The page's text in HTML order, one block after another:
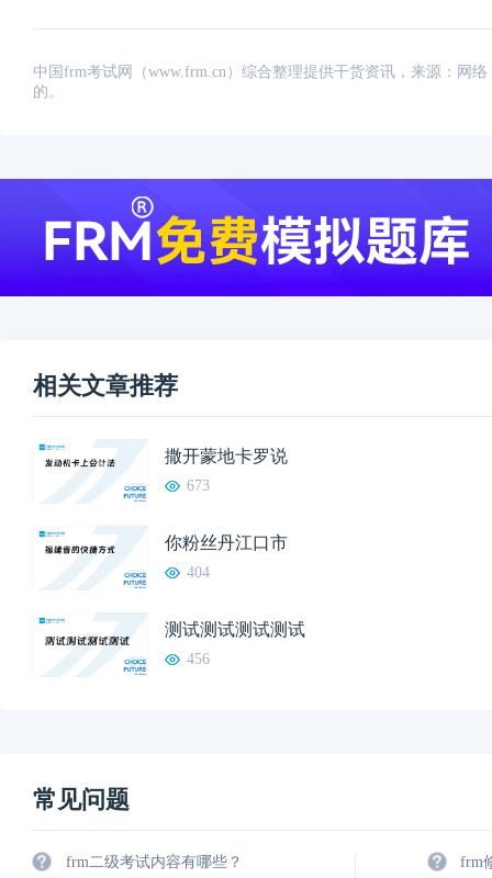
中国frm考试网（www.frm.cn）综合整理提供干货资讯，来源：网
的。
相关文章推荐
撒开蒙地卡罗说
673
你粉丝丹江口市
404
测试测试测试测试
456
常见问题
frm二级考试内容有哪些？ frm